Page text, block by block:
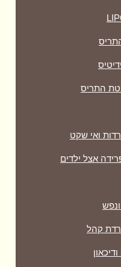
התריס
ואי שקט
אצל ילדים
קהל